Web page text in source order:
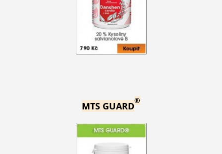
MTS GUARD®